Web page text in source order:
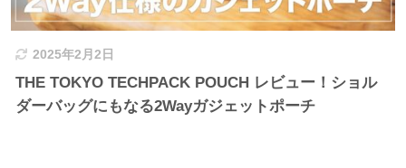
2025年2月2日
THE TOKYO TECHPACK POUCH レビュー！ショル
ダーバッグにもなる2Wayガジェットポーチ